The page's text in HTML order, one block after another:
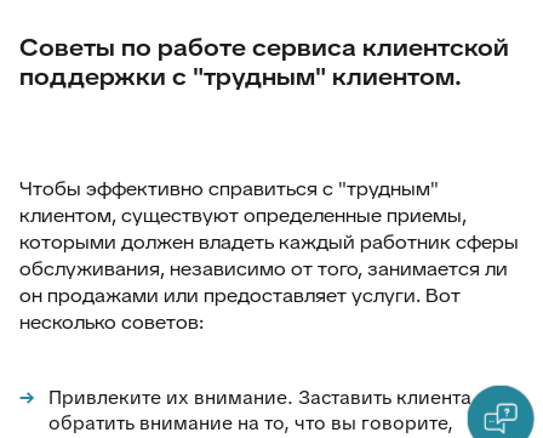
Советы по работе сервиса клиентской
поддержки с "трудным" клиентом.
Чтобы эффективно справиться с "трудным"
клиентом, существуют определенные приемы,
которыми должен владеть каждый работник сферы
обслуживания, независимо от того, занимается ли
он продажами или предоставляет услуги. Вот
несколько советов:
Привлеките их внимание. Заставить клиента
обратить внимание на то, что вы говорите,